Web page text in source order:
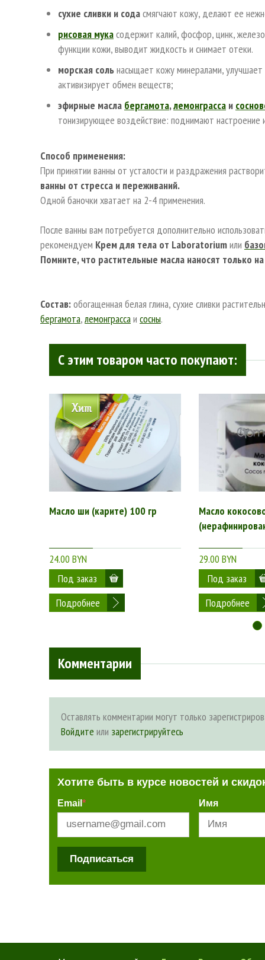
сухие сливки и содасмягчают кожу, делают ее
рисовая мукасодержит калий, фосфор, цинк,
функции кожи, выводит жидкость и снимает отеки.
морская сольнасыщает кожу минералами,
активизирует обмен веществ;
эфирные масла бергамота,лемонграсса и
тонизирующее воздействие: поднимают настроение
Способ применения:
При принятии ванны от усталости и раздражения
ванны от стресса и переживаний.
Одной баночки хватает на 2-4 применения.
После ванны вам потребуется дополнительно
рекомендуем Крем для тела от Laboratoriumили
Помните, что растительные масла наносят только
Состав:обогащенная белая глина, сухие сливки
бергамота,лемонграссаи сосны.
С этим товаром часто покупают:
Масло ши (карите) 100 гр
24.00 BYN
Подробнее
Масло
29.00 BYN
Подробнее
Комментарии
Оставлять комментарии могут только
Войдите или зарегистрируйтесь
Хотите быть в курсе новостей и
Email * Имя
Подписаться